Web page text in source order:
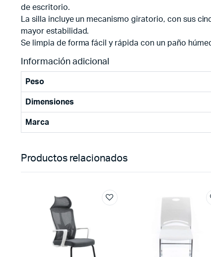
de escritorio.
La silla incluye un mecanismo giratorio, con sus
mayor estabilidad.
Se limpia de forma fácil y rápida con un paño
Información adicional
Peso
Dimensiones
Marca
Productos relacionados